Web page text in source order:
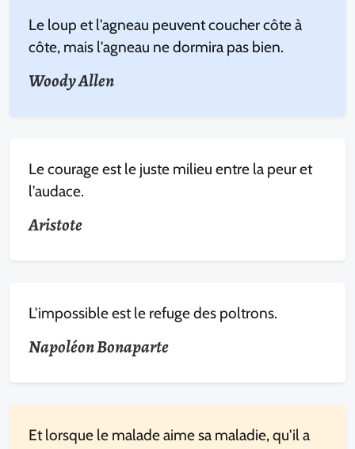
Le loup et l'agneau peuvent coucher côte à
côte, mais l'agneau ne dormira pas bien.
Woody Allen
Le courage est le juste milieu entre la peur et
l'audace.
Aristote
L'impossible est le refuge des poltrons.
Napoléon Bonaparte
Et lorsque le malade aime sa maladie, qu'il a